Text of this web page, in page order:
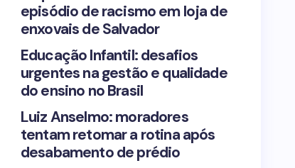
episódio de racismo em loja de
enxovais de Salvador
Educação Infantil: desafios
urgentes na gestão e qualidade
do ensino no Brasil
Luiz Anselmo: moradores
tentam retomar a rotina após
desabamento de prédio